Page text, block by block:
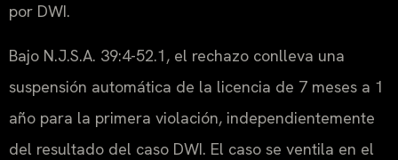
por DWI.
Bajo N.J.S.A. 39:4-52.1, el rechazo conlleva una
suspensión automática de la licencia de 7 meses a 1
año para la primera violación, independientemente
del resultado del caso DWI. El caso se ventila en el